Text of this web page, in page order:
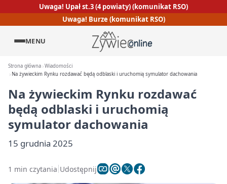
Uwaga! Upał st.3 (4 powiaty) (komunikat RSO)
Uwaga! Burze (komunikat RSO)
MENU
Strona główna Wiadomości
Na żywieckim Rynku rozdawać będą odblaski i uruchomią symulator dachowania
Na żywieckim Rynku rozdawać
będą odblaski i uruchomią
symulator dachowania
15 grudnia 2025
1 min czytania Udostępnij